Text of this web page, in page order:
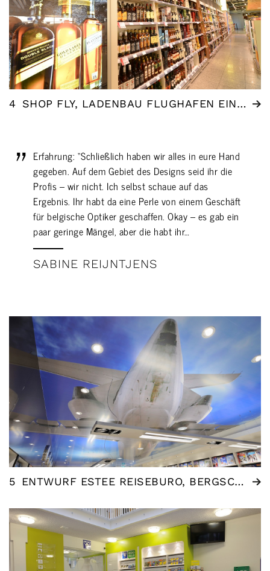
4 SHOP FLY, LADENBAU FLUGHAFEN EINDHOVEN AIRPORT
Erfahrung: “Schließlich haben wir alles in eure Hand
gegeben. Auf dem Gebiet des Designs seid ihr die
Profis – wir nicht. Ich selbst schaue auf das
Ergebnis. Ihr habt da eine Perle von einem Geschäft
für belgische Optiker geschaffen. Okay – es gab ein
paar geringe Mängel, aber die habt ihr…
SABINE REIJNTJENS
5 ENTWURF ESTEE REISEBURO, BERGSCHENHOEK